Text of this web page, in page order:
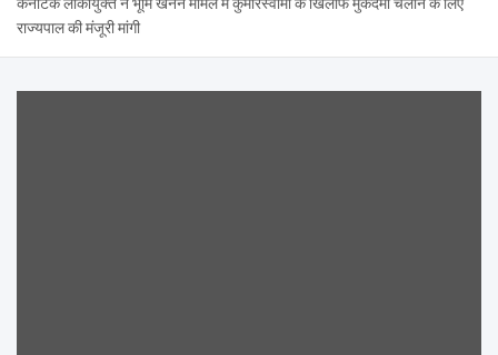
राज्यपाल की मंजूरी मांगी